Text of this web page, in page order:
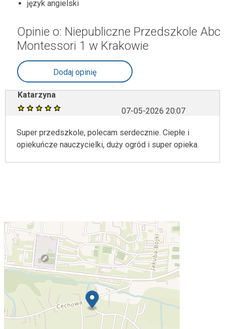
język angielski
Opinie o: Niepubliczne Przedszkole Abc
Montessori 1 w Krakowie
Dodaj opinię
Katarzyna
07-05-2026 20:07
Super przedszkole, polecam serdecznie. Ciepłe i
opiekuńcze nauczycielki, duży ogród i super opieka.